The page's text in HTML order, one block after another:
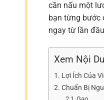
cần nấu một
bạn từng bước
ngay từ lần
Xem Nội
Lợi Ích Của
Chuẩn Bị